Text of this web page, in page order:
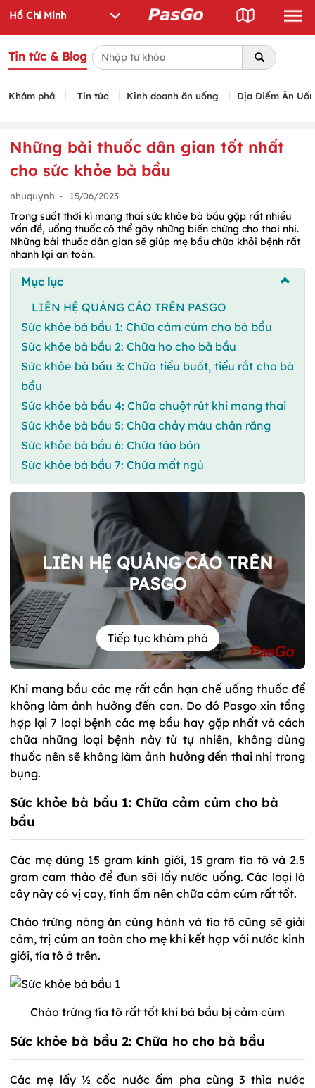
Tin tức & Blog
Khám phá Tin tức Kinh doanh ăn uống Địa Điểm Ăn
Những bài thuốc dân gian tốt nhất
cho sức khỏe bà bầu
nhuquynh - 15/06/2023
Trong suốt thời kì mang thai sức khỏe bà bầu gặp rất nhiều
vấn đề, uống thuốc có thể gây những biến chứng cho thai nhi.
Những bài thuốc dân gian sẽ giúp mẹ bầu chữa khỏi bệnh rất
nhanh lại an toàn.
Mục lục
LIÊN HỆ QUẢNG CÁO TRÊN PASGO
Sức khỏe bà bầu 1: Chữa cảm cúm cho bà bầu
Sức khỏe bà bầu 2: Chữa ho cho bà bầu
Sức khỏe bà bầu 3: Chữa tiểu buốt, tiểu rắt cho bà
bầu
Sức khỏe bà bầu 4: Chữa chuột rút khi mang thai
Sức khỏe bà bầu 5: Chữa chảy máu chân răng
Sức khỏe bà bầu 6: Chữa táo bón
Sức khỏe bà bầu 7: Chữa mất ngủ
LIÊN HỆ QUẢNG CÁO TRÊN
PASGO
Tiếp tục khám phá
Khi mang bầu các mẹ rất cần hạn chế uống thuốc để
không làm ảnh hưởng đến con. Do đó Pasgo xin tổng
hợp lại 7 loại bệnh các mẹ bầu hay gặp nhất và cách
chữa những loại bệnh này từ tự nhiên, không dùng
thuốc nên sẽ không làm ảnh hưởng đến thai nhi trong
bụng.
Sức khỏe bà bầu 1: Chữa cảm cúm cho bà
bầu
Các mẹ dùng 15 gram kinh giới, 15 gram tía tô và 2.5
gram cam thảo để đun sôi lấy nước uống. Các loại lá
cây này có vị cay, tính ấm nên chữa cảm cúm rất tốt.
Cháo trứng nóng ăn cùng hành và tía tô cũng sẽ giải
cảm, trị cúm an toàn cho mẹ khi kết hợp với nước kinh
giới, tía tô ở trên.
Cháo trứng tía tô rất tốt khi bà bầu bị cảm cúm
Sức khỏe bà bầu 2: Chữa ho cho bà bầu
Các mẹ lấy ½ cốc nước ấm pha cùng 3 thìa nước